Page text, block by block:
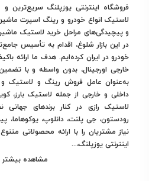
فروشگاه اینترنتی یوزپلنگ سریع‌ترین
لاستیک انواع خودرو و رینگ اسپرت
و پیچیدگی‌های مراحل خرید لاستیک
در این بازار شلوغ، اقدام به تأسیس
خودرو در ایران کرده‌ایم. هدف ما ارائه
خارجی اورجینال، بدون واسطه و با
به‌عنوان عامل فروش رینگ و لاستیک و
داخلی و خارجی از جمله لاستیک بارز، کویر
لاستیک رازی در کنار برندهای جهانی
رودستون، جی پلنت، دانلوپ، یوکوهاما،
نیاز مشتریان را با ارائه محصولاتی
اینترنتی یوزپلنگ،...
مشاهده بیشتر